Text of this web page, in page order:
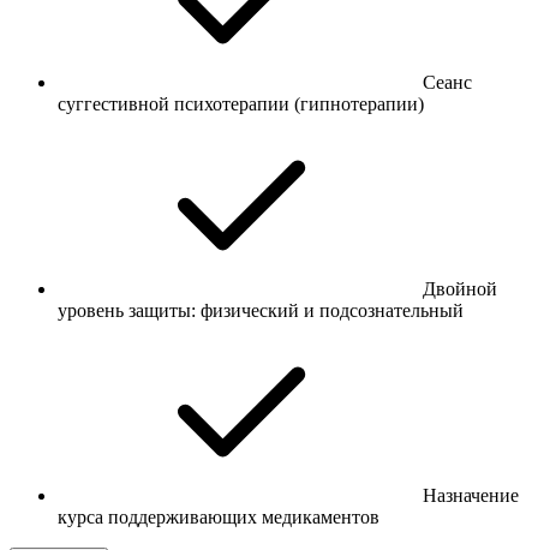
Сеанс
суггестивной психотерапии (гипнотерапии)
Двойной
уровень защиты: физический и подсознательный
Назначение
курса поддерживающих медикаментов